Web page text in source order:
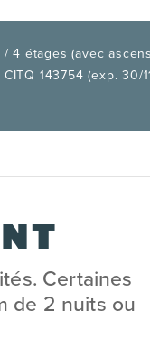
4 étages (avec
143754 (exp. 30/
Certaines
de 2 nuits ou